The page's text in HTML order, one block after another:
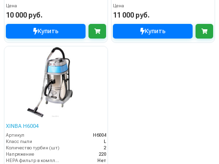
Цена
10 000 руб.
Купить
Цена
11 000 руб.
Купить
XINBA H6004
Артикул
H6004
Класс пыли
L
Количество турбин (шт)
2
Напряжение
220
HEPA фильтр в комплекте
Нет